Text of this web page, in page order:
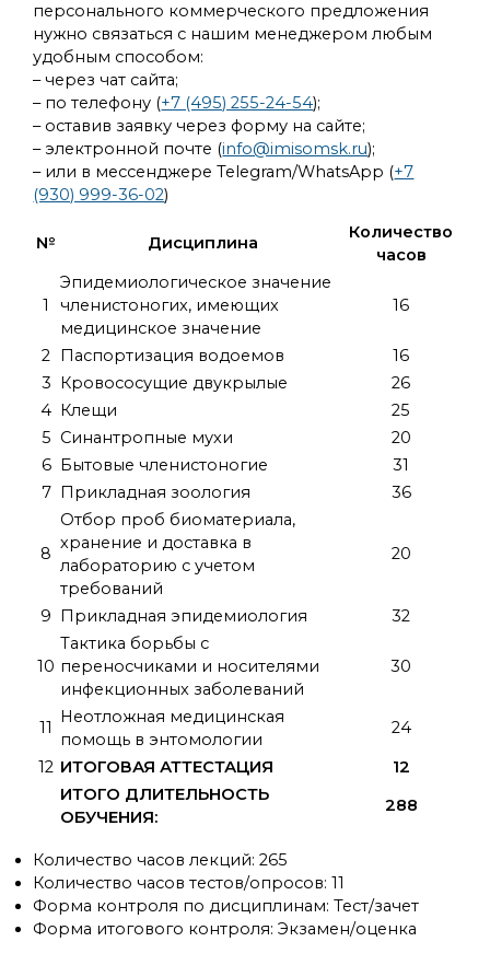
персонального коммерческого предложения
нужно связаться с нашим менеджером любым
удобным способом:
– через чат сайта;
– по телефону (+7 (495) 255-24-54);
– оставив заявку через форму на сайте;
– электронной почте (info@imisomsk.ru);
– или в мессенджере Telegram/WhatsApp (+7
(930) 999-36-02)
№ Дисциплина
Количество
часов
1
Эпидемиологическое значение
членистоногих, имеющих
медицинское значение
16
2 Паспортизация водоемов
16
3
Кровососущие двукрылые
26
4
Клещи
25
5 Синантропные мухи
20
6
Бытовые членистоногие
31
7
Прикладная зоология 36
8
Отбор проб биоматериала,
хранение и доставка в
лабораторию с учетом
требований
20
9 Прикладная эпидемиология 32
10
Тактика борьбы с
переносчиками и носителями
инфекционных заболеваний
30
11
Неотложная медицинская
помощь в энтомологии
24
12 ИТОГОВАЯ АТТЕСТАЦИЯ
12
ИТОГО ДЛИТЕЛЬНОСТЬ
ОБУЧЕНИЯ:
288
Количество часов лекций: 265
Количество часов тестов/опросов: 11
Форма контроля по дисциплинам: Тест/зачет
Форма итогового контроля: Экзамен/оценка